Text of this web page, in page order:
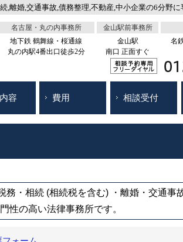
婚,交通事故,債務整理,不動産,中小企業の6分野
名古屋・丸の内事務所
地下鉄 鶴舞線・桜通線
丸の内駅4番出口徒歩2分
金山駅前事務所
金山駅
南口 正面すぐ
名
容 費用 相談受付
・相続 (相続税を含む) ・離婚・交通事
性の高い法律事務所です。